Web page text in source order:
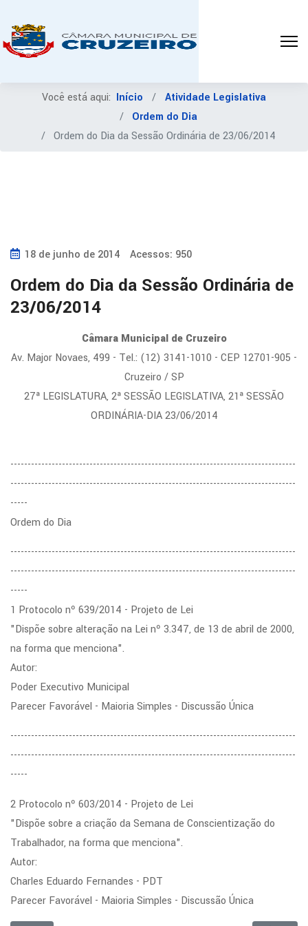
Você está aqui: Início
Atividade Legislativa
Ordem do Dia
Ordem do Dia da Sessão Ordinária de 23/06/2014
18 de junho de 2014 Acessos: 950
Ordem do Dia da Sessão Ordinária de
23/06/2014
Câmara Municipal de Cruzeiro
Av. Major Novaes, 499 - Tel.: (12) 3141-1010 - CEP 12701-905 -
Cruzeiro / SP
27ª LEGISLATURA, 2ª SESSÃO LEGISLATIVA, 21ª SESSÃO
ORDINÁRIA-DIA 23/06/2014
-----------------------------------------------------------------------------------
-----------------------------------------------------------------------------------
-----
Ordem do Dia
-----------------------------------------------------------------------------------
-----------------------------------------------------------------------------------
-----
1 Protocolo nº 639/2014 - Projeto de Lei
"Dispõe sobre alteração na Lei nº 3.347, de 13 de abril de 2000,
na forma que menciona".
Autor:
Poder Executivo Municipal
Parecer Favorável - Maioria Simples - Discussão Única
-----------------------------------------------------------------------------------
-----------------------------------------------------------------------------------
-----
2 Protocolo nº 603/2014 - Projeto de Lei
"Dispõe sobre a criação da Semana de Conscientização do
Trabalhador, na forma que menciona".
Autor:
Charles Eduardo Fernandes - PDT
Parecer Favorável - Maioria Simples - Discussão Única